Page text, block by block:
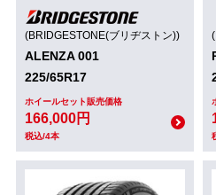
(BRIDGESTONE(ブリヂストン))
ALENZA 001
225/65R17
ホイールセット販売価格
166,000円
税込/4本